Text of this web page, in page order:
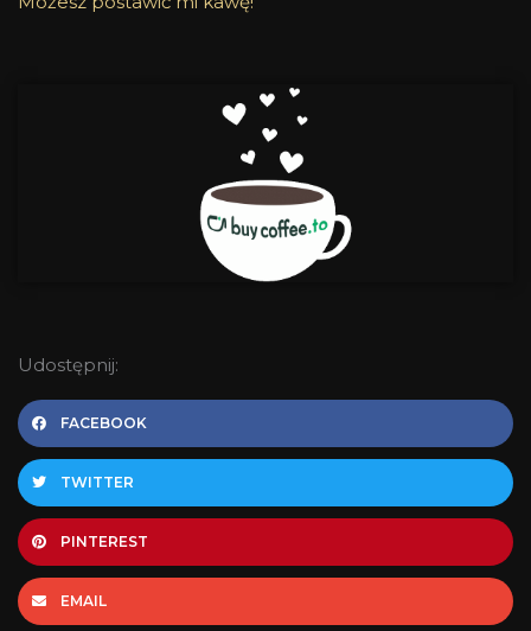
Udostępnij:
FACEBOOK
TWITTER
PINTEREST
EMAIL